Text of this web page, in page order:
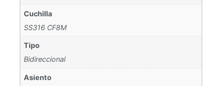
Cuchilla
SS316 CF8M
Tipo
Bidireccional
Asiento